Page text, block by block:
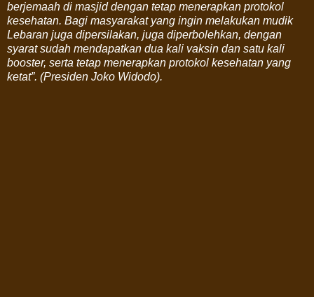
berjemaah di masjid dengan tetap menerapkan protokol
kesehatan. Bagi masyarakat yang ingin melakukan mudik
Lebaran juga dipersilakan, juga diperbolehkan, dengan
syarat sudah mendapatkan dua kali vaksin dan satu kali
booster, serta tetap menerapkan protokol kesehatan yang
ketat”. (Presiden Joko Widodo).